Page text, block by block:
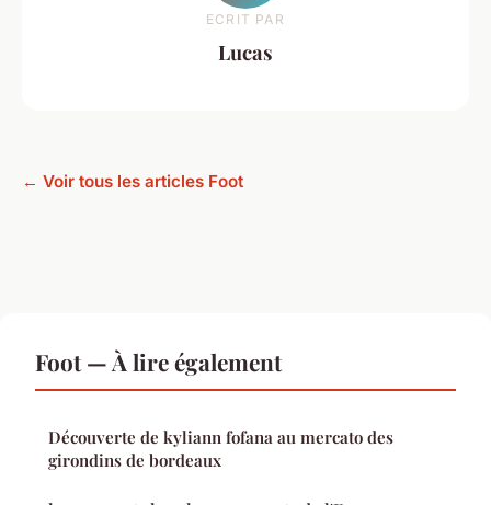
ECRIT PAR
Lucas
← Voir tous les articles Foot
Foot — À lire également
Découverte de kyliann fofana au mercato des
girondins de bordeaux